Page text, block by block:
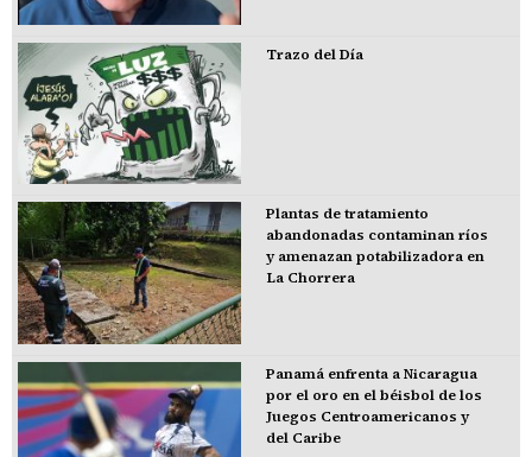
Trazo del Día
Plantas de tratamiento
abandonadas contaminan ríos
y amenazan potabilizadora en
La Chorrera
Panamá enfrenta a Nicaragua
por el oro en el béisbol de los
Juegos Centroamericanos y
del Caribe